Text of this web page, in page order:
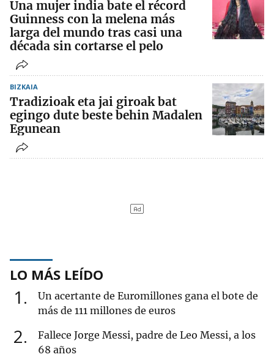
Una mujer india bate el récord
Guinness con la melena más
larga del mundo tras casi una
década sin cortarse el pelo
BIZKAIA
Tradizioak eta jai giroak bat
egingo dute beste behin Madalen
Egunean
LO MÁS LEÍDO
1
Un acertante de Euromillones gana el bote de
más de 111 millones de euros
2
Fallece Jorge Messi, padre de Leo Messi, a los
68 años